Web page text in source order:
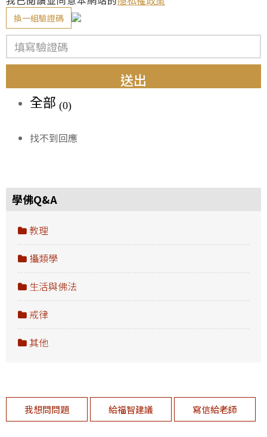
換一組驗證碼
送出
全部 (0)
找不到回應
學佛Q&A
教理
攝類學
生活與佛法
戒律
其他
我想問問題 給福智建議 寫信給老師